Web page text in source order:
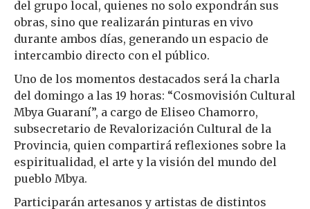
del grupo local, quienes no solo expondrán sus
obras, sino que realizarán pinturas en vivo
durante ambos días, generando un espacio de
intercambio directo con el público.
Uno de los momentos destacados será la charla
del domingo a las 19 horas: “Cosmovisión Cultural
Mbya Guaraní”, a cargo de Eliseo Chamorro,
subsecretario de Revalorización Cultural de la
Provincia, quien compartirá reflexiones sobre la
espiritualidad, el arte y la visión del mundo del
pueblo Mbya.
Participarán artesanos y artistas de distintos